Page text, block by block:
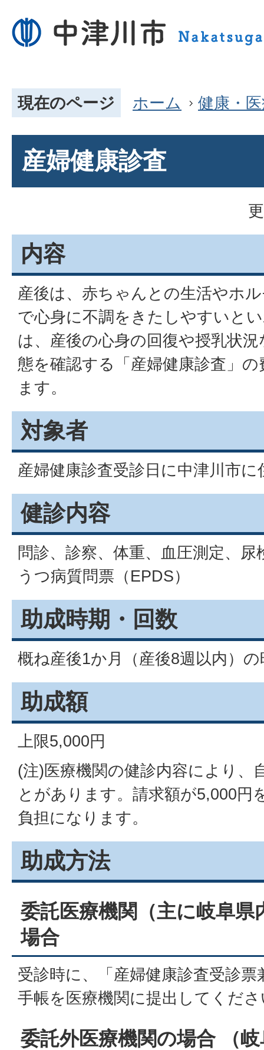
現在のページ ホーム 健康・
産婦健康診査
内容
産後は、赤ちゃんとの生活やホ
で心身に不調をきたしやすいと
は、産後の心身の回復や授乳状
態を確認する「産婦健康診査」
ます。
対象者
産婦健康診査受診日に中津川市
健診内容
問診、診察、体重、血圧測定、
うつ病質問票（EPDS）
助成時期・回数
概ね産後1か月（産後8週以内）
助成額
上限5,000円
(注)医療機関の健診内容により、
とがあります。請求額が5,000円
負担になります。
助成方法
委託医療機関（主に岐阜県
場合
受診時に、「産婦健康診査受診
手帳を医療機関に提出してくだ
委託外医療機関の場合 （